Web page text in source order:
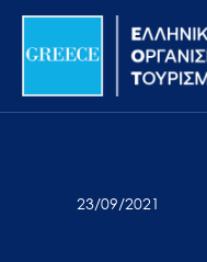
Σημείωση:
ιστότοπος
προσβασιμότητας.
Μετάβαση
περιεχόμενο
23/09/2021